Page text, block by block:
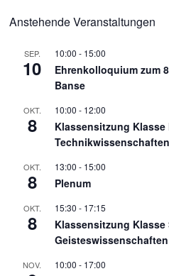
Anstehende Veranstaltungen
SEP.
10
10:00 - 15:00
Ehrenkolloquium zum
Banse
OKT.
8
10:00 - 12:00
Klassensitzung
Technikwissenschaften
OKT.
8
13:00 - 15:00
Plenum
OKT.
8
15:30 - 17:15
Klassensitzung
Geisteswissenschaften
NOV. 10:00 - 17:00